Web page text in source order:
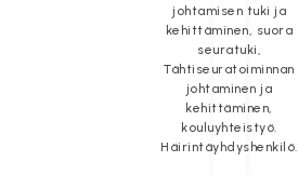
johtamisen tuki ja
kehittäminen, suora
seuratuki,
Tähtiseuratoiminnan
johtaminen ja
kehittäminen,
kouluyhteistyö.
Häirintäyhdyshenkilö.